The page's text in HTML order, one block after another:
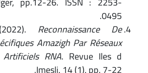
0495.
(2022).Reconnaissance De
Amazigh Par Réseaux
Artificiels RNA . Revue Iles d